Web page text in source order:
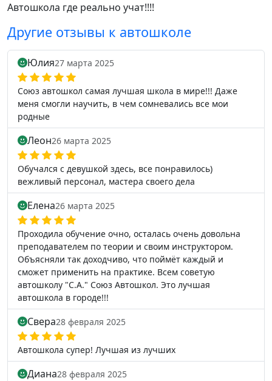
Автошкола где реально учат!!!!
Другие отзывы к автошколе
Юлия27 марта 2025
Союз автошкол самая лучшая школа в мире!!! Даже
меня смогли научить, в чем сомневались все мои
родные
Леон26 марта 2025
Обучался с девушкой здесь, все понравилось)
вежливый персонал, мастера своего дела
Елена26 марта 2025
Проходила обучение очно, осталась очень довольна
преподавателем по теории и своим инструктором.
Объясняли так доходчиво, что поймёт каждый и
сможет применить на практике. Всем советую
автошколу "С.А." Союз Автошкол. Это лучшая
автошкола в городе!!!
Свера28 февраля 2025
Автошкола супер! Лучшая из лучших
Диана28 февраля 2025